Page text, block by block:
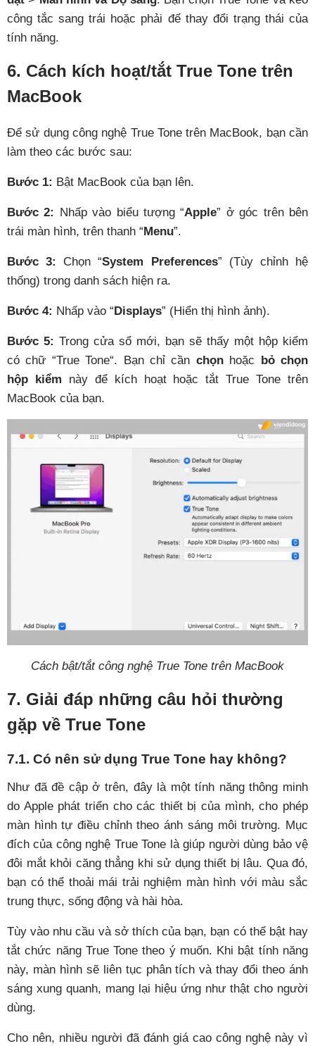
công tắc sang trái hoặc phải để thay đổi trạng thái của
tính năng.
6. Cách kích hoạt/tắt True Tone trên
MacBook
Để sử dụng công nghệ True Tone trên MacBook, bạn cần
làm theo các bước sau:
Bước 1: Bật MacBook của bạn lên.
Bước 2: Nhấp vào biểu tượng “Apple” ở góc trên bên
trái màn hình, trên thanh “Menu”.
Bước 3: Chọn “System Preferences” (Tùy chỉnh hệ
thống) trong danh sách hiện ra.
Bước 4: Nhấp vào “Displays” (Hiển thị hình ảnh).
Bước 5: Trong cửa sổ mới, bạn sẽ thấy một hộp kiểm
có chữ “True Tone“. Bạn chỉ cần chọn hoặc bỏ chọn
hộp kiểm này để kích hoạt hoặc tắt True Tone trên
MacBook của bạn.
Cách bật/tắt công nghệ True Tone trên MacBook
7. Giải đáp những câu hỏi thường
gặp về True Tone
7.1. Có nên sử dụng True Tone hay không?
Như đã đề cập ở trên, đây là một tính năng thông minh
do Apple phát triển cho các thiết bị của mình, cho phép
màn hình tự điều chỉnh theo ánh sáng môi trường. Mục
đích của công nghệ True Tone là giúp người dùng bảo vệ
đôi mắt khỏi căng thẳng khi sử dụng thiết bị lâu. Qua đó,
bạn có thể thoải mái trải nghiệm màn hình với màu sắc
trung thực, sống động và hài hòa.
Tùy vào nhu cầu và sở thích của bạn, bạn có thể bật hay
tắt chức năng True Tone theo ý muốn. Khi bật tính năng
này, màn hình sẽ liên tục phân tích và thay đổi theo ánh
sáng xung quanh, mang lại hiệu ứng như thật cho người
dùng.
Cho nên, nhiều người đã đánh giá cao công nghệ này vì